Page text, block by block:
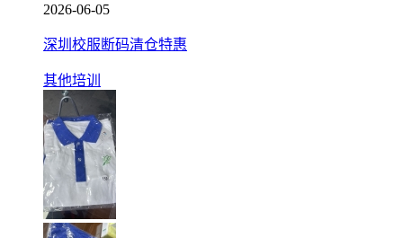
2026-06-05
深圳校服断码清仓特惠
其他培训